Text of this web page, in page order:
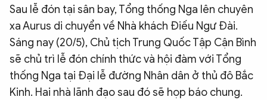
Sau lễ đón tại sân bay, Tổng thống Nga lên chuyên
xa Aurus di chuyển về Nhà khách Điếu Ngư Đài.
Sáng nay (20/5), Chủ tịch Trung Quốc Tập Cận Bình
sẽ chủ trì lễ đón chính thức và hội đàm với Tổng
thống Nga tại Đại lễ đường Nhân dân ở thủ đô Bắc
Kinh. Hai nhà lãnh đạo sau đó sẽ họp báo chung.